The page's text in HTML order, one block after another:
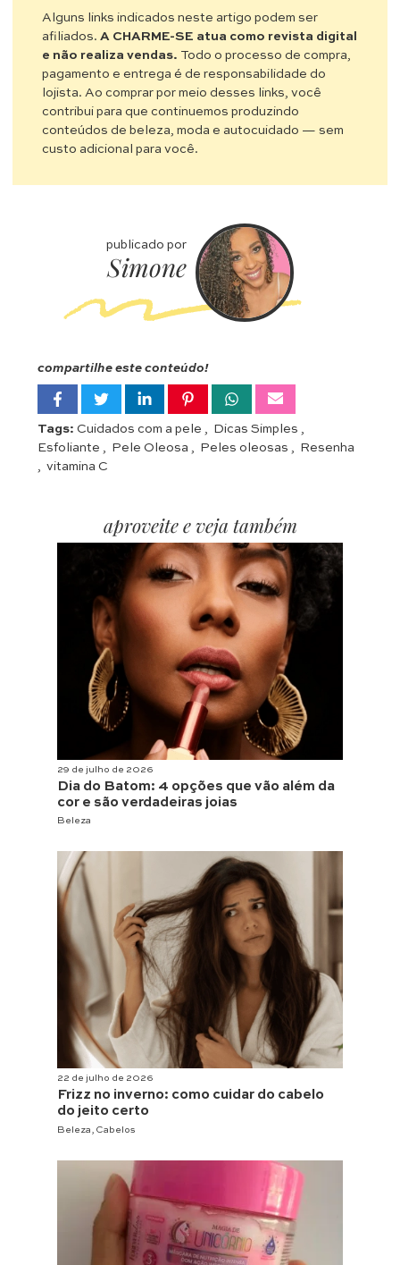
Alguns links indicados neste artigo podem ser
afiliados.A CHARME-SE atua como revista digital
e não realiza vendas. Todo o processo de compra,
pagamento e entrega é de responsabilidade do
lojista. Ao comprar por meio desses links, você
contribui para que continuemos produzindo
conteúdos de beleza, moda e autocuidado — sem
custo adicional para você.
compartilhe este conteúdo!
Tags: Cuidados com a pele , Dicas Simples ,
Esfoliante , Pele Oleosa , Peles oleosas ,
Resenha
, vitamina C
publicado por
Simone
aproveite e veja também
29 de julho de 2026
Dia do Batom: 4 opções que vão além da
cor e são verdadeiras joias
Beleza
22 de julho de 2026
Frizz no inverno: como cuidar do cabelo
do jeito certo
Beleza Cabelos